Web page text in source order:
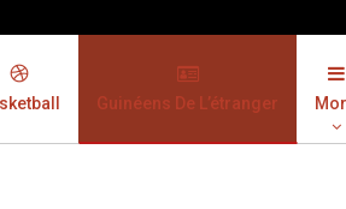
Guinéens De L’étranger